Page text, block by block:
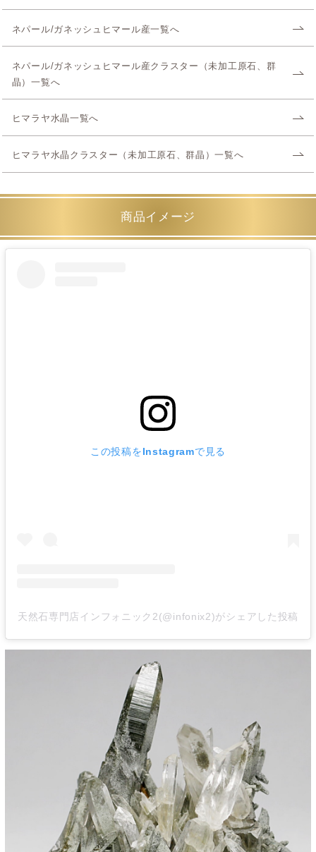
ネパール/ガネッシュヒマール産一覧へ
ネパール/ガネッシュヒマール産クラスター（未加工原石、群
晶）一覧へ
ヒマラヤ水晶一覧へ
ヒマラヤ水晶クラスター（未加工原石、群晶）一覧へ
商品イメージ
この投稿をInstagramで見る
天然石専門店インフォニック2(@infonix2)がシェアした投稿